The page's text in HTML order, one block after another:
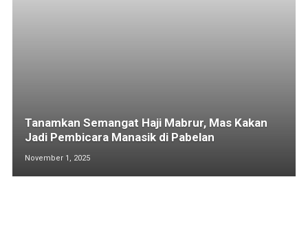
Tanamkan Semangat Haji Mabrur, Mas Kakan
Jadi Pembicara Manasik di Pabelan
November 1, 2025